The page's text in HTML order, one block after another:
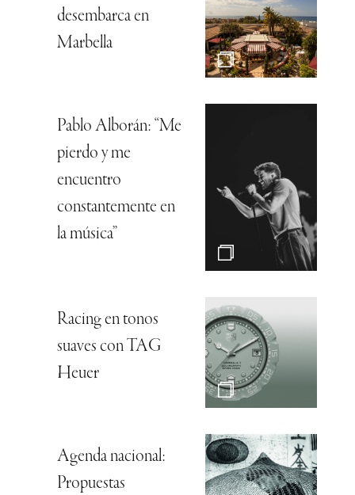
desembarca en
Marbella
Pablo Alborán: “Me
pierdo y me
encuentro
constantemente en
la música”
Racing en tonos
suaves con TAG
Heuer
Agenda nacional:
Propuestas